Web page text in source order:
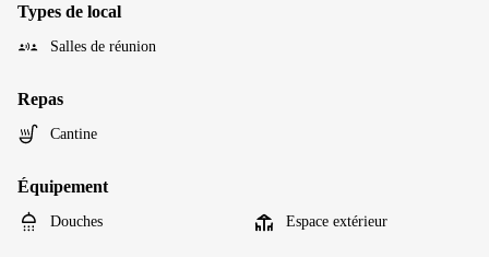
Types de local
Salles de réunion
Repas
Cantine
Équipement
Douches Espace extérieur